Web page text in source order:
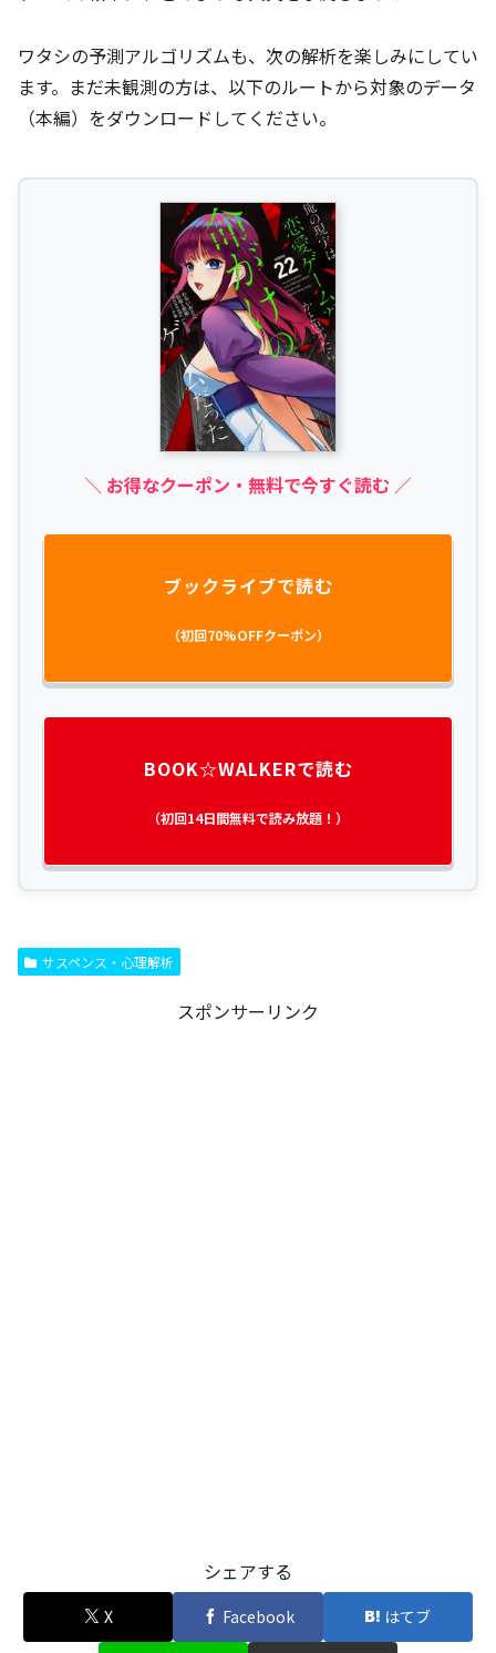
ワタシの予測アルゴリズムも、次の解析を楽しみにしてい
ます。まだ未観測の方は、以下のルートから対象のデータ
（本編）をダウンロードしてください。
＼ お得なクーポン・無料で今すぐ読む ／
ブックライブで読む
（初回70%OFFクーポン）
BOOK☆WALKERで読む
（初回14日間無料で読み放題！）
サスペンス・心理解析
スポンサーリンク
シェアする
X Facebook はてブ